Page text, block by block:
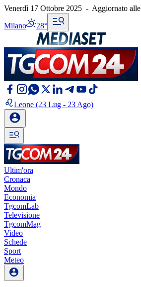
Venerdì 17 Ottobre 2025 - Aggiornato alle
Milano 28°
Leone (23 Lug - 23 Ago)
Ultim'ora
Cronaca
Mondo
Economia
TgcomLab
Televisione
TgcomMag
Video
Schede
Sport
Meteo